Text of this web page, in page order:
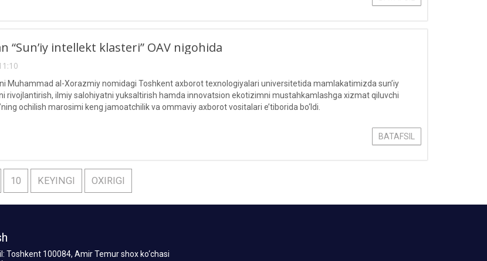
“Sun’iy intellekt klasteri” OAV nigohida
Muhammad al-Xorazmiy nomidagi Toshkent axborot texnologiyalari universitetida mamlakatimizda sun’iy
rivojlantirish, ilmiy salohiyatni yuksaltirish hamda innovatsion ekotizimni mustahkamlashga xizmat qiluvchi
ochilish marosimi keng jamoatchilik va ommaviy axborot vositalari e’tiborida bo‘ldi.
BATAFSIL
10 KEYINGI OXIRIGI
Toshkent 100084, Amir Temur shox ko‘chasi